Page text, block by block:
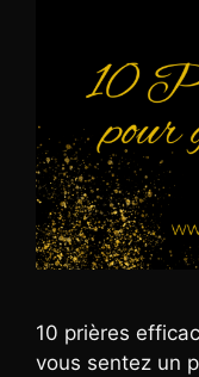
10 prières
vous sentez un